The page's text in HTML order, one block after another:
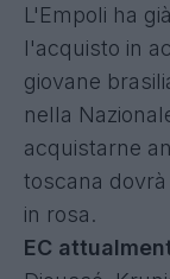
L'Empoli ha
l'acquisto in
giovane
nella
acquistarne
toscana
in rosa.
EC